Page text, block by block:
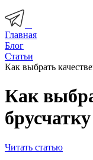
Главная
Блог
Статьи
Как выбрать
Как
брусчатку
Читать статью